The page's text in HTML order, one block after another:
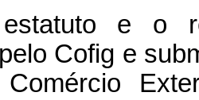
e o
Cofig e